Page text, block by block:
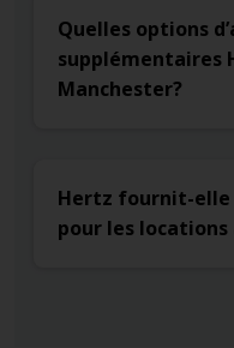
Quelles options
supplémentaires
Manchester?
Hertz fournit-elle
pour les locations